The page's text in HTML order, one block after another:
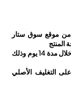
من موقع سوق ستار
وإن سوق ستار تتكفل بإصلاح السلع المعيبة خلال مدة 14 يوم وذلك
التغليف الأصلي